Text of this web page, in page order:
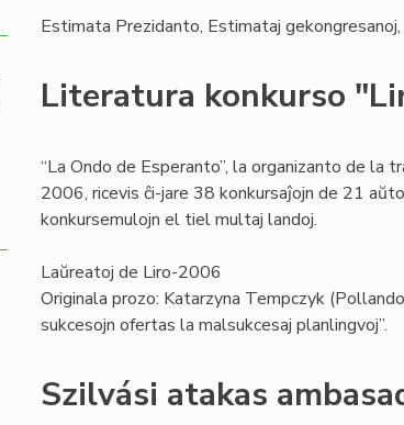
Estimata Prezidanto, Estimataj gekongresanoj,
Literatura konkurso
“La Ondo de Esperanto”, la organizanto de la
2006, ricevis ĉi-jare 38 konkursaĵojn de 21
konkursemulojn el tiel multaj landoj.
Laŭreatoj de Liro-2006
Originala prozo: Katarzyna Tempczyk
sukcesojn ofertas la malsukcesaj planlingvoj”.
Szilvási atakas